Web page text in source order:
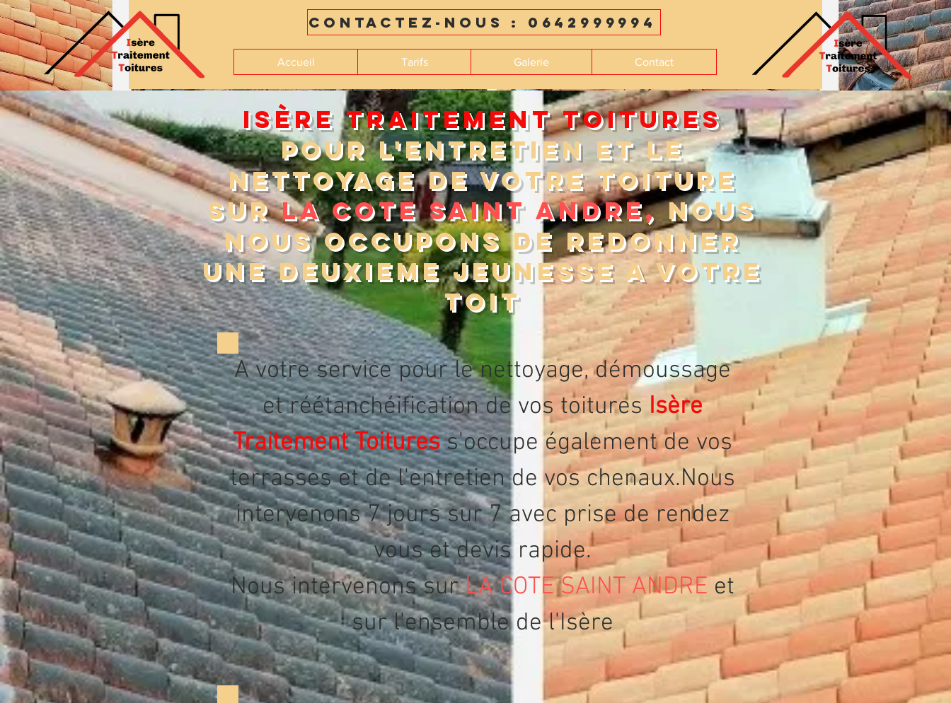
Contactez-nous : 0642999994
Accueil Tarifs Galerie Contact
ISÈRE TRAITEMENT TOITURES
POUR L'ENTRETIEN ET LE
NETTOYAGE DE VOTRE TOITURE
surLa cote saint andre,NOUS
NOUS OCCUPONS DE REDONNER
UNE DEUXIEME JEUNESSE A VOTRE
TOIT
A votre service pour le nettoyage, démoussage
et réétanchéification de vos toituresIsère
Traitement Toituress'occupe également de vos
terrasses et de l'entretien de vos chenaux.Nous
intervenons 7 jours sur 7 avec prise de rendez
vous et devis rapide.
Nous intervenons surLA COTE SAINT ANDRE et
sur l'ensemble de l'Isère